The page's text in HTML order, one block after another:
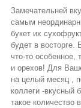
Замечательней
самым
букет их
будет в восторге.
что-то особенное,
и орехов! Для
на целый месяц ,
коллеги -вкусный
такое количество